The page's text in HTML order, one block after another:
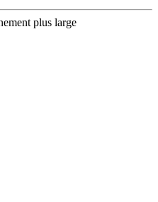
plus large